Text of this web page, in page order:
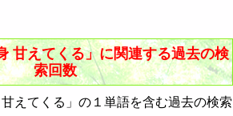
甘えてくる」に関連する過去の検
索回数
えてくる」の１単語を含む過去の検索